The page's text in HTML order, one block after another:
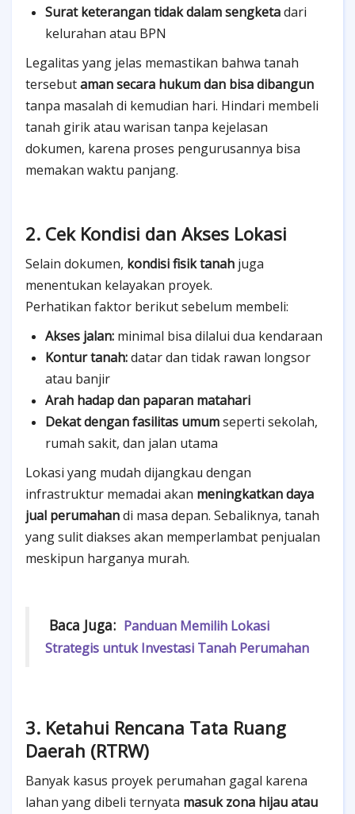
Surat keterangan tidak dalam sengketadari
kelurahan atau BPN
Legalitas yang jelas memastikan bahwa tanah
tersebutaman secara hukum dan bisa dibangun
tanpa masalah di kemudian hari. Hindari membeli
tanah girik atau warisan tanpa kejelasan
dokumen, karena proses pengurusannya bisa
memakan waktu panjang.
2. Cek Kondisi dan Akses Lokasi
Selain dokumen, kondisi fisik tanah juga
menentukan kelayakan proyek.
Perhatikan faktor berikut sebelum membeli:
Akses jalan: minimal bisa dilalui dua kendaraan
Kontur tanah:datar dan tidak rawan longsor
atau banjir
Arah hadap dan paparan matahari
Dekat dengan fasilitas umumseperti sekolah,
rumah sakit, dan jalan utama
Lokasi yang mudah dijangkau dengan
infrastruktur memadai akan meningkatkan daya
jual perumahandi masa depan. Sebaliknya, tanah
yang sulit diakses akan memperlambat penjualan
meskipun harganya murah.
Baca Juga: Panduan Memilih Lokasi
Strategis untuk Investasi Tanah Perumahan
3. Ketahui Rencana Tata Ruang
Daerah (RTRW)
Banyak kasus proyek perumahan gagal karena
lahan yang dibeli ternyata masuk zona hijau atau